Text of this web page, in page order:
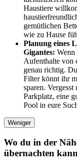
Haustiere
gemütlichen
wie zu Hause
Planung eines
Gigantes: Wenn
Aufenthalte von
genau richtig.
Filter könnt ihr
sparen.
Parkplatz, eine
Pool in eure
Weniger
Wo du in der
übernachten